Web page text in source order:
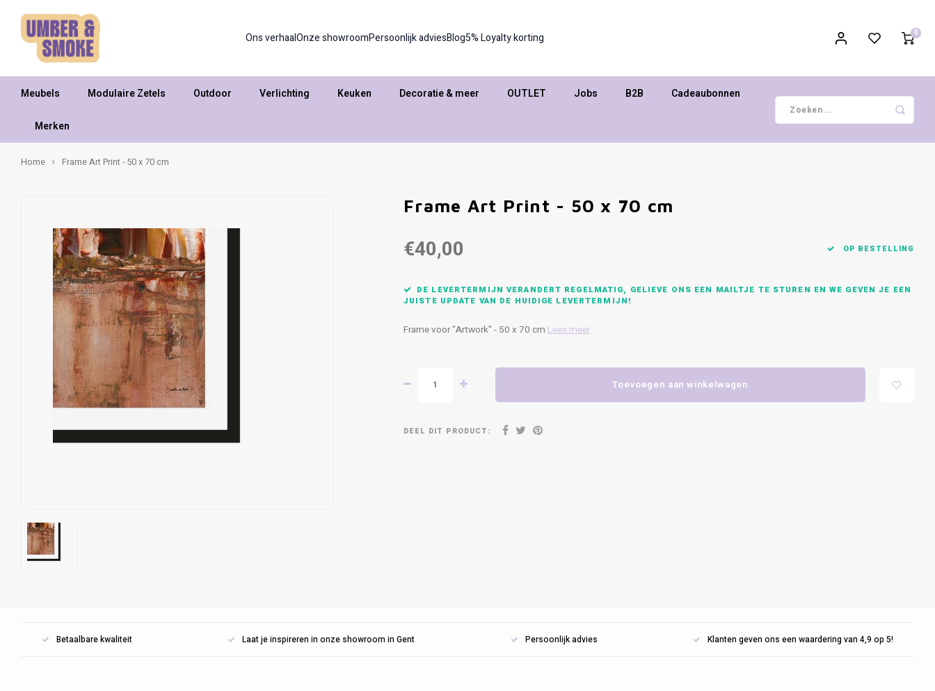
Ons verhaalOnze showroomPersoonlijk adviesBlog5% Loyalty korting 0
Meubels Modulaire Zetels Outdoor Verlichting Keuken Decoratie & meer OUTLET Jobs B2B Cadeaubonnen
Merken
Home Frame Art Print - 50 x 70 cm
Frame Art Print - 50 x 70 cm
€40,00 OP BESTELLING
DE LEVERTERMIJN VERANDERT REGELMATIG, GELIEVE ONS EEN MAILTJE TE STUREN EN WE GEVEN JE EEN
JUISTE UPDATE VAN DE HUIDIGE LEVERTERMIJN!
Frame voor "Artwork" - 50 x 70 cm Lees meer
Toevoegen aan winkelwagen
DEEL DIT PRODUCT:
Betaalbare kwaliteit Laat je inspireren in onze showroom in Gent Persoonlijk advies Klanten geven ons een waardering van 4,9 op 5!